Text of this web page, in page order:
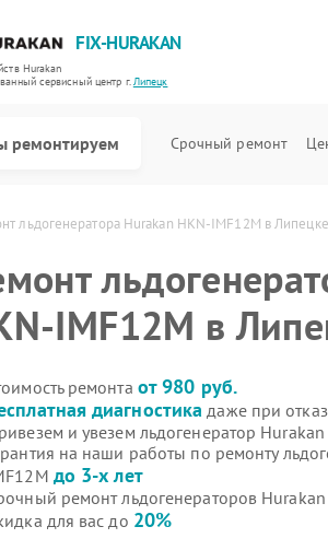
FIX-HURAKAN
Hurakan
cервисный центр г.Липецк
ремонтируем Срочный ремонт
льдогенератора Hurakan HKN-IMF12M в Липецке
IMF12M в
ремонта от 980 руб.
диагностика даже при
и увезем льдогенератор
на наши работы по ремонту
до 3-х лет
ремонт льдогенераторов
для вас до 20%